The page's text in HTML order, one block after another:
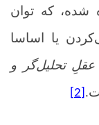
شده، که توان
یا اساسا
عقلِ تحلیل‌گر و